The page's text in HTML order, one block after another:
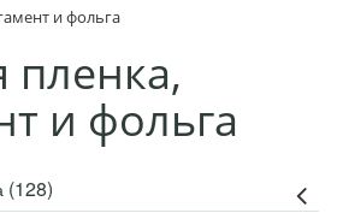
и фольга
и фольга
(128)